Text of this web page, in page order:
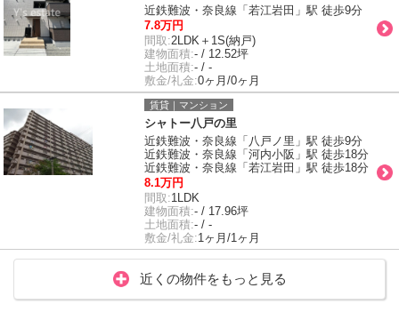
近鉄難波・奈良線「若江岩田」駅 徒歩9分
7.8万円
間取:2LDK＋1S(納戸)
建物面積:- / 12.52坪
土地面積:- / -
敷金/礼金:0ヶ月/0ヶ月
賃貸｜マンション
シャトー八戸の里
近鉄難波・奈良線「八戸ノ里」駅 徒歩9分
近鉄難波・奈良線「河内小阪」駅 徒歩18分
近鉄難波・奈良線「若江岩田」駅 徒歩18分
8.1万円
間取:1LDK
建物面積:- / 17.96坪
土地面積:- / -
敷金/礼金:1ヶ月/1ヶ月
近くの物件をもっと見る